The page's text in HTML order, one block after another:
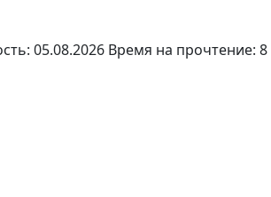
05.08.2026 Время на прочтение: 8